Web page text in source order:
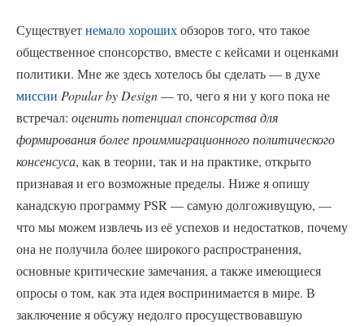
Существуетнемалохорошихобзоров того, что такое
общественное спонсорство, вместе с кейсами и оценками
политики. Мне же здесь хотелось бы сделать — в духе
миссии Popular by Design— то, чего я ни у кого пока не
встречал: оценить потенциал спонсорства для
формирования более проиммиграционного политического
консенсуса, как в теории, так и на практике, открыто
признавая и его возможные пределы. Ниже я опишу
канадскую программу PSR — самую долгоживущую, —
что мы можем извлечь из её успехов и недостатков, почему
она не получила более широкого распространения,
основные критические замечания, а также имеющиеся
опросы о том, как эта идея воспринимается в мире. В
заключение я обсужу недолго просуществовавшую